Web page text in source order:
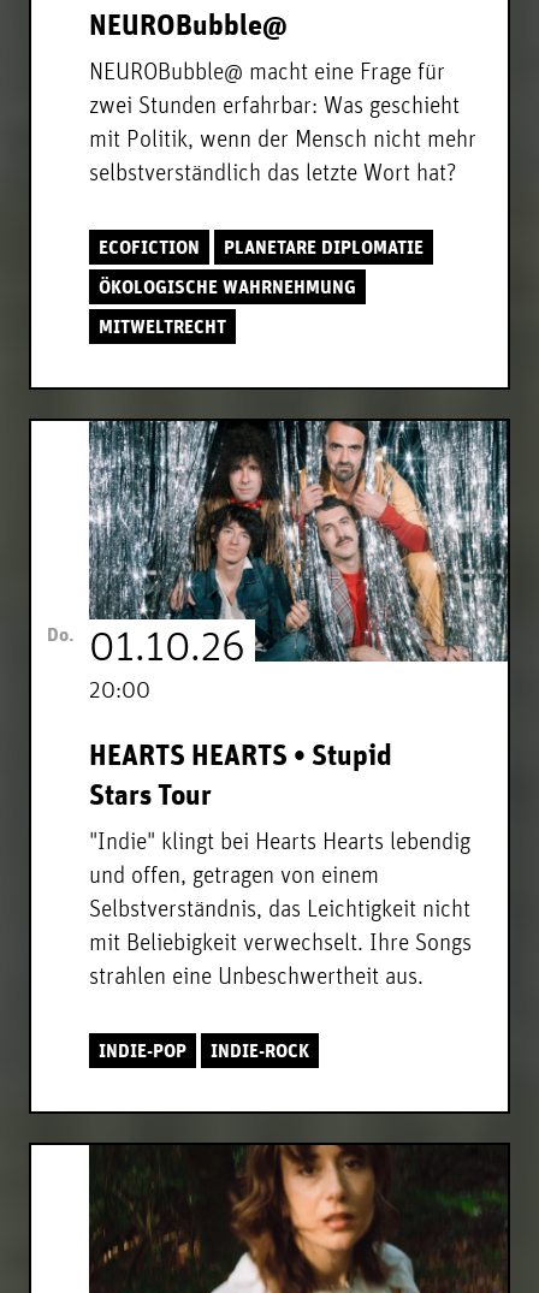
NEUROBubble@
NEUROBubble@ macht eine Frage für
zwei Stunden erfahrbar: Was geschieht
mit Politik, wenn der Mensch nicht mehr
selbstverständlich das letzte Wort hat?
ECOFICTION
PLANETARE DIPLOMATIE
ÖKOLOGISCHE WAHRNEHMUNG
MITWELTRECHT
Do. 01.10.26
20:00
HEARTS HEARTS • Stupid
Stars Tour
"Indie" klingt bei Hearts Hearts lebendig
und offen, getragen von einem
Selbstverständnis, das Leichtigkeit nicht
mit Beliebigkeit verwechselt. Ihre Songs
strahlen eine Unbeschwertheit aus.
INDIE-POP INDIE-ROCK